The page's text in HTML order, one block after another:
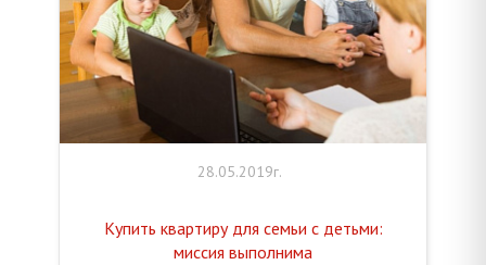
28.05.2019г.
Купить квартиру для семьи с детьми:
миссия выполнима